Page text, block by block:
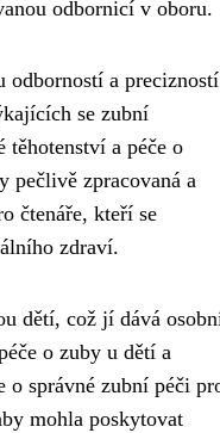
odbornicí v oboru.
odborností a precizností
se zubní
těhotenství a péče o
pečlivě zpracovaná a
čtenáře, kteří se
zdraví.
dětí, což jí dává
o zuby u dětí a
o správné zubní péči
mohla poskytovat